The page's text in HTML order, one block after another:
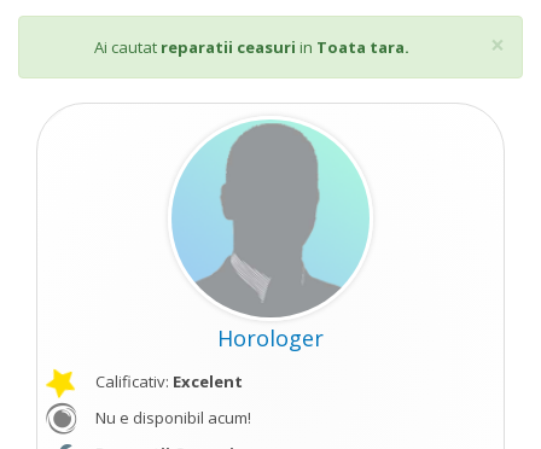
×
Ai cautat reparatii ceasuri in Toata tara.
Horologer
Calificativ: Excelent
Nu e disponibil acum!